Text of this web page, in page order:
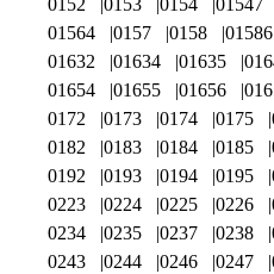
0152 0153 0154 01547
01564
0157 0158 01586
01632
01634 01635
01654
01655 01656
0172
0173 0174 0175
0182
0183 0184 0185
0192
0193 0194 0195
0223
0224 0225 0226
0234
0235 0237 0238
0243
0244 0246 0247